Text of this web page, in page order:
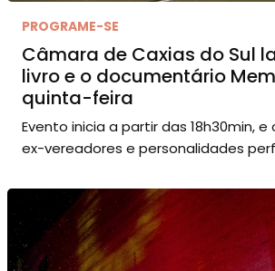
PROGRAME-SE
Câmara de Caxias do Sul
livro e o documentário
quinta-feira
Evento inicia a partir das 18h30min,
ex-vereadores e personalidades